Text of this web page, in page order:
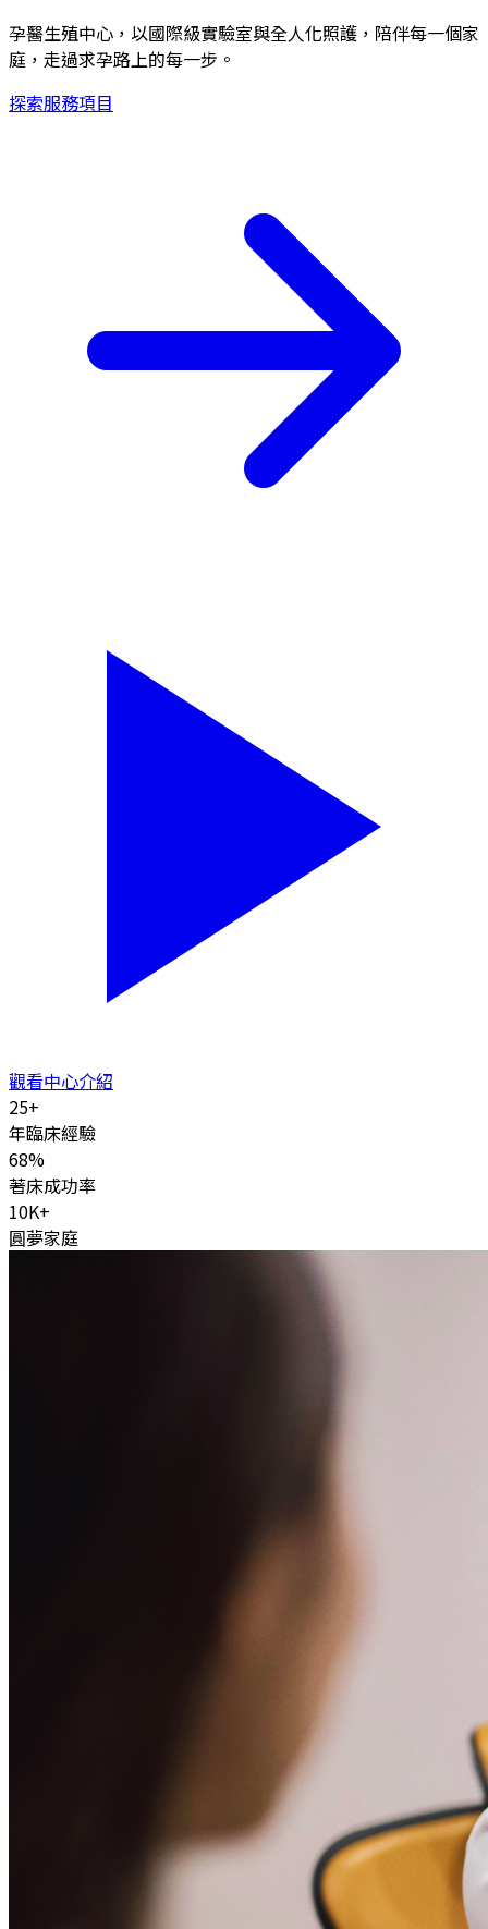
孕醫生殖中心，以國際級實驗室與全人化照護，陪伴每一個家
庭，走過求孕路上的每一步。
探索服務項目
觀看中心介紹
25+
年臨床經驗
68%
著床成功率
10K+
圓夢家庭